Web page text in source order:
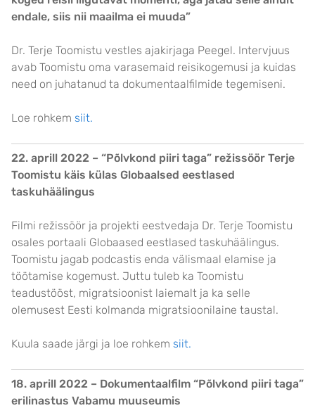
endale, siis nii maailma ei muuda”
Dr. Terje Toomistu vestles ajakirjaga Peegel. Intervjuus
avab Toomistu oma varasemaid reisikogemusi ja kuidas
need on juhatanud ta dokumentaalfilmide tegemiseni.
Loe rohkem siit.
22. aprill 2022 – “Põlvkond piiri taga” režissöör Terje
Toomistu käis külas Globaalsed eestlased
taskuhäälingus
Filmi režissöör ja projekti eestvedaja Dr. Terje Toomistu
osales portaali Globaased eestlased taskuhäälingus.
Toomistu jagab podcastis enda välismaal elamise ja
töötamise kogemust. Juttu tuleb ka Toomistu
teadustööst, migratsioonist laiemalt ja ka selle
olemusest Eesti kolmanda migratsioonilaine taustal.
Kuula saade järgi ja loe rohkem siit.
18. aprill 2022 – Dokumentaalfilm “Põlvkond piiri taga”
erilinastus Vabamu muuseumis